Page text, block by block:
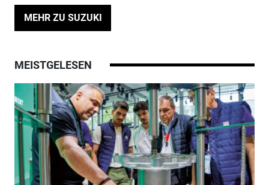
MEHR ZU SUZUKI
MEISTGELESEN